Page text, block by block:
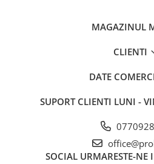
MAGAZINUL
CLIENTI
DATE
SUPORT CLIENTI LUNI -
SOCIAL URMARESTE-